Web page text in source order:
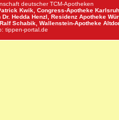
deutscher TCM-Apotheken
Kwik, Congress-Apotheke
Hedda Henzl, Residenz Apotheke
Schabik, Wallenstein-Apotheke
tippen-portal.de